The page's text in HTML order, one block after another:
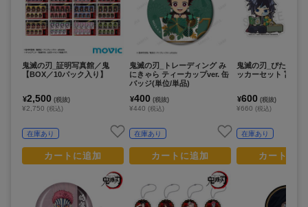
鬼滅の刃_証明写真館／鬼
【BOX／10パック入り】
¥2,500 (税抜)
¥2,750 (税込)
在庫あり
カートに追加
鬼滅の刃_トレーディング み
にきゃら ティーカップver. 缶
バッジ(単位/単品)
¥400 (税抜)
¥440 (税込)
在庫あり
カートに追加
鬼滅の刃_ぴた!でふ
ッカーセット 冨岡義
¥600 (税抜)
¥660 (税込)
在庫あり
カートに